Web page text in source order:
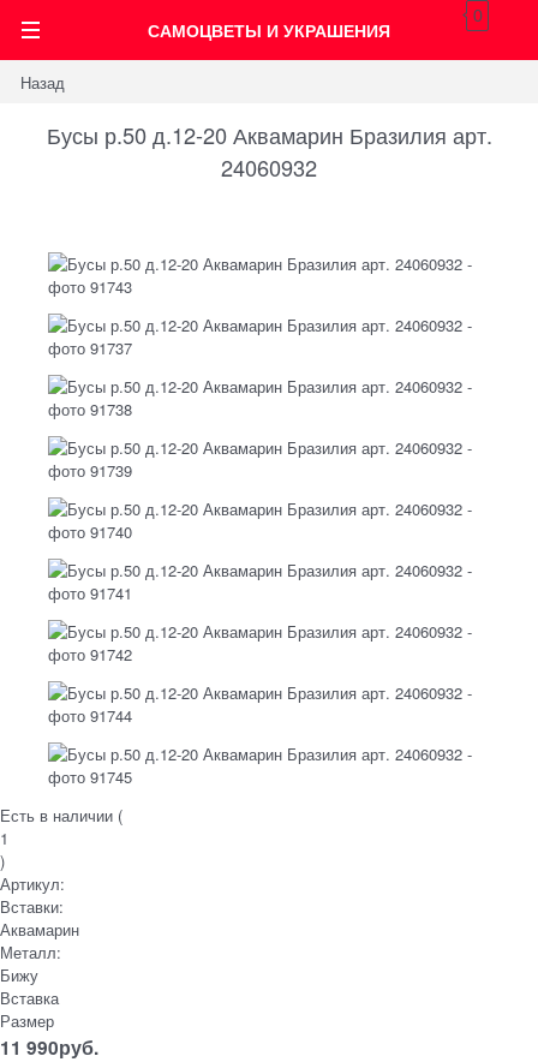
САМОЦВЕТЫ И УКРАШЕНИЯ
0
Назад
Бусы р.50 д.12-20 Аквамарин Бразилия арт.
24060932
Есть в наличии (
1
)
Артикул:
Вставки:
Аквамарин
Металл:
Бижу
Вставка
Размер
11 990руб.